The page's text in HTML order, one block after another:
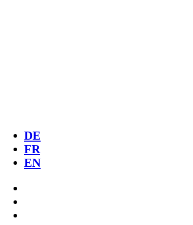
DE
FR
EN